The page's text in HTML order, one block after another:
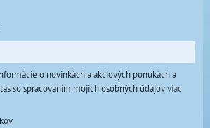
o novinkách a akciových ponukách a
so spracovaním mojich osobných údajovviac